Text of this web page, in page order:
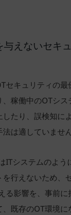
与えないセキ
セキュリティの最
稼働中のOTシス
たり、誤検知に
は適していません
ITシステムのよう
を行えないため、
る影響を、事前に
既存のOT環境